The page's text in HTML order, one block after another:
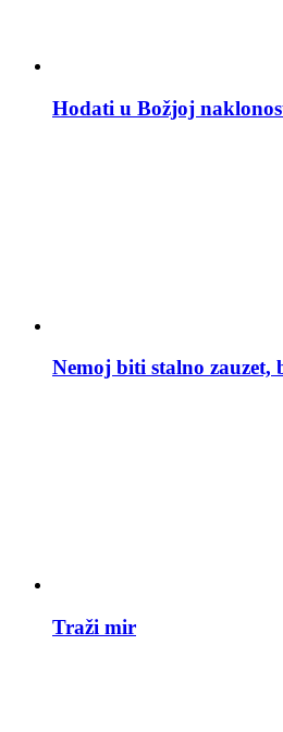
Hodati u Božjoj
Nemoj biti stalno zauzet,
Traži mir